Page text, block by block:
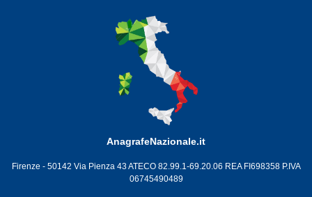
AnagrafeNazionale.it
Firenze - 50142 Via Pienza 43 ATECO 82.99.1-69.20.06 REA FI698358 P.IVA
06745490489